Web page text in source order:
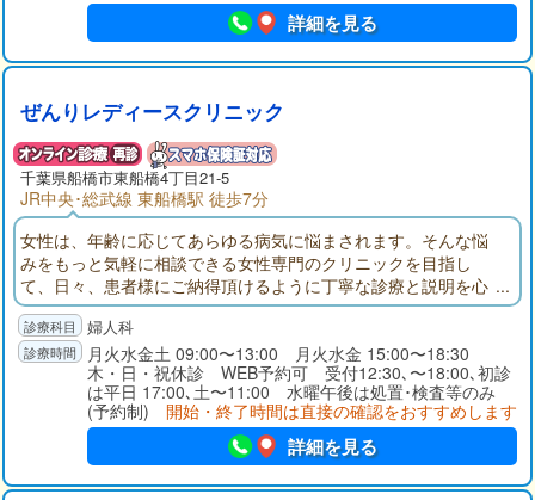
詳細を見る
ぜんりレディースクリニック
千葉県船橋市東船橋4丁目21-5
JR中央･総武線 東船橋駅 徒歩7分
女性は、年齢に応じてあらゆる病気に悩まされます。そんな悩
みをもっと気軽に相談できる女性専門のクリニックを目指し
て、日々、患者様にご納得頂けるように丁寧な診療と説明を心
がけております。私が生まれ育った船橋で、地域の女性の健康
に寄り添った診療をしたいと考えています。ご来院された患者
様に笑顔と安心をお届けできる、かかりつけ医でありたいと願
っております。
婦人科
月火水金土 09:00〜13:00 月火水金 15:00〜18:30
木・日・祝休診 WEB予約可 受付12:30､〜18:00､初診
は平日 17:00､土〜11:00 水曜午後は処置･検査等のみ
(予約制) 開始・終了時間は直接の確認をおすすめします
詳細を見る